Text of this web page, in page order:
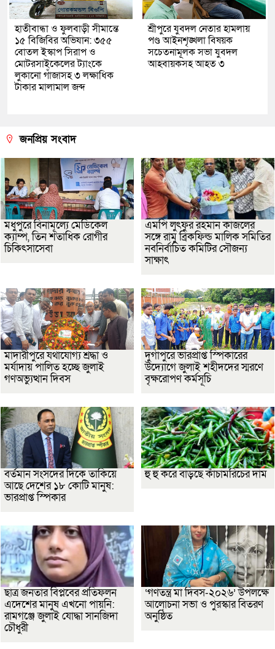
হাতীবান্ধা ও ফুলবাড়ী সীমান্তে
১৫ বিজিবির অভিযান: ৩৫৫
বোতল ইস্কাপ সিরাপ ও
মোটরসাইকেলের ট্যাংকে
লুকানো গাঁজাসহ ৩ লক্ষাধিক
টাকার মালামাল জব্দ
শ্রীপুরে যুবদল নেতার হামলায়
পণ্ড আইনশৃঙ্খলা বিষয়ক
সচেতনামূলক সভা যুবদল
আহবায়কসহ আহত ৩
জনপ্রিয় সংবাদ
মধুপুরে বিনামূল্যে মেডিকেল
ক্যাম্প, তিন শতাধিক রোগীর
চিকিৎসাসেবা
এমপি লুৎফুর রহমান কাজলের
সঙ্গে রামু ব্রিকফিল্ড মালিক সমিতির
নবনির্বাচিত কমিটির সৌজন্য
সাক্ষাৎ
মাদারীপুরে যথাযোগ্য শ্রদ্ধা ও
মর্যাদায় পালিত হচ্ছে জুলাই
গণঅভ্যুত্থান দিবস
দুর্গাপুরে ভারপ্রাপ্ত স্পিকারের
উদ্যোগে জুলাই শহীদদের স্মরণে
বৃক্ষরোপণ কর্মসূচি
বর্তমান সংসদের দিকে তাকিয়ে
আছে দেশের ১৮ কোটি মানুষ:
ভারপ্রাপ্ত স্পিকার
হু হু করে বাড়ছে কাঁচামরিচের দাম
ছাত্র জনতার বিপ্লবের প্রতিফলন
এদেশের মানুষ এখনো পায়নি:
রামগঞ্জে জুলাই যোদ্ধা সানজিদা
চৌধুরী
‘গণতন্ত্র মা দিবস-২০২৬’ উপলক্ষে
আলোচনা সভা ও পুরস্কার বিতরণ
অনুষ্ঠিত